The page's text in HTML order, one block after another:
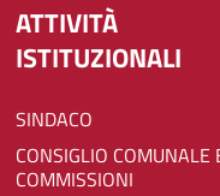
ATTIVITÀ
ISTITUZIONALI
SINDACO
CONSIGLIO COMUNALE E
COMMISSIONI